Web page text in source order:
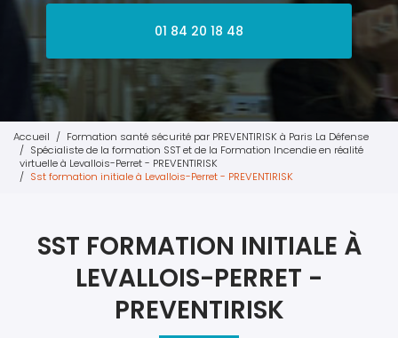
01 84 20 18 48
Accueil
Formation santé sécurité par PREVENTIRISK à Paris La Défense
Spécialiste de la formation SST et de la Formation Incendie en réalité
virtuelle à Levallois-Perret - PREVENTIRISK
Sst formation initiale à Levallois-Perret - PREVENTIRISK
SST FORMATION INITIALE À
LEVALLOIS-PERRET -
PREVENTIRISK